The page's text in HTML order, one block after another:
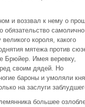
и воззвал к нему о
обязательство самолично
короля, какого
мятежа против
Брюйер. Имея веревку,
своим дядей. Но
бароны и умоляли
на заслуги
большее